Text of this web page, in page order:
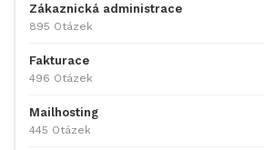
Zákaznická administrace
895 Otázek
Fakturace
496 Otázek
Mailhosting
445 Otázek